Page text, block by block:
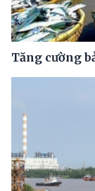
Tăng cường